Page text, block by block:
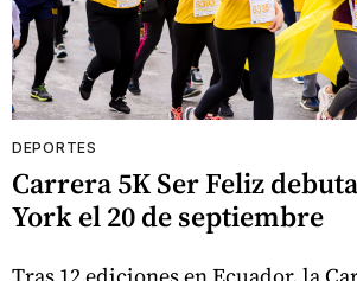
DEPORTES
Carrera 5K Ser Feliz
York el 20 de septiembre